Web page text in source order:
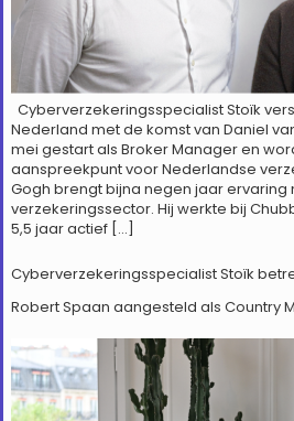
Cyberverzekeringsspecialist Stoïk
Nederland met de komst van Daniel
mei gestart als Broker Manager en
aanspreekpunt voor Nederlandse
Gogh brengt bijna negen jaar ervaring
verzekeringssector. Hij werkte bij
5,5 jaar actief […]
Cyberverzekeringsspecialist Stoïk
Robert Spaan aangesteld als Country